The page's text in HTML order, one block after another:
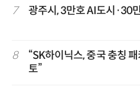
7 광주시, 3만호 AI도시·30
8
“SK하이닉스, 중국 충칭
토”